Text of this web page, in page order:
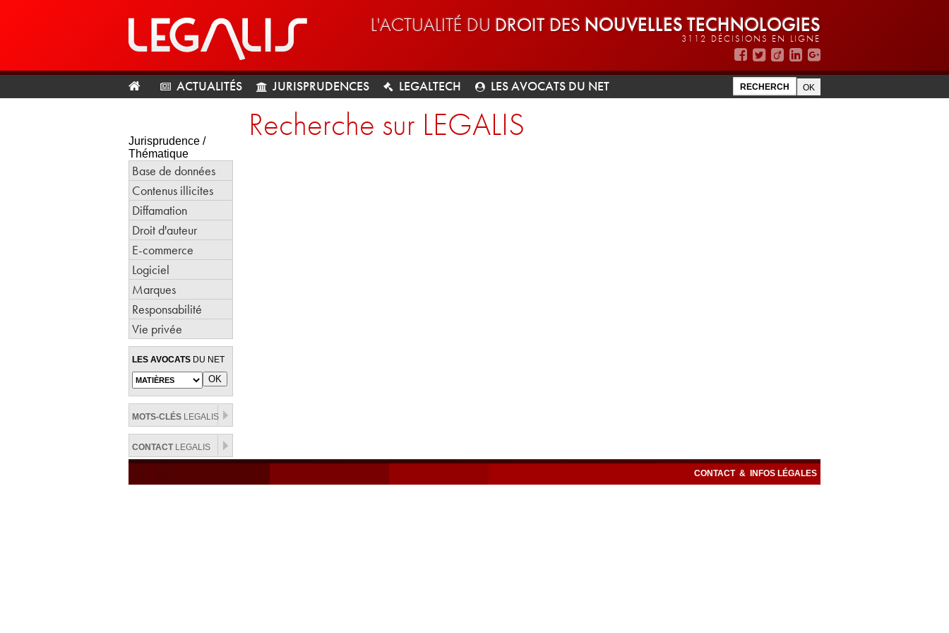
L'ACTUALITÉ DU DROIT DES NOUVELLES TECHNOLOGIES
3112 DÉCISIONS EN LIGNE
ACTUALITÉS JURISPRUDENCES LEGALTECH LES AVOCATS DU NET
Jurisprudence /
Thématique
Base de données
Contenus illicites
Diffamation
Droit d'auteur
E-commerce
Logiciel
Marques
Responsabilité
Vie privée
LES AVOCATS DU NET
MOTS-CLÉS LEGALIS
CONTACTLEGALIS
Recherche sur LEGALIS
CONTACT & INFOS LÉGALES